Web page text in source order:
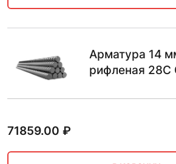
Арматура 14
рифленая
71859.00 ₽